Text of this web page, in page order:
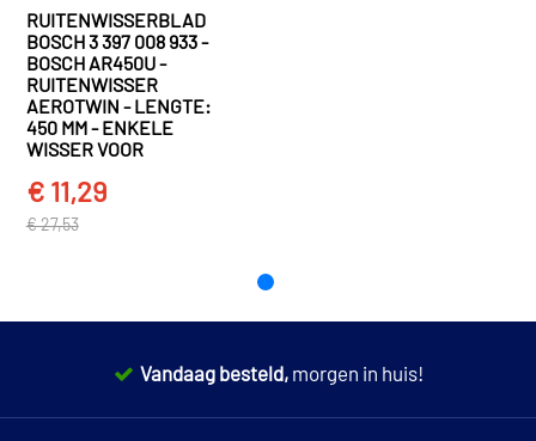
Valeo Compact 583906
Valeo 574726
Valeo 578572
Chevrolet
Tacuma
TACUMA MPV (U100) (2005 - 2000)
RUITENWISSERBLAD
BOSCH 3 397 008 933 -
BOSCH AR450U -
RUITENWISSER
AEROTWIN - LENGTE:
450 MM - ENKELE
WISSER VOOR
€ 11,29
€ 27,53
Vandaag besteld, morgen in huis!